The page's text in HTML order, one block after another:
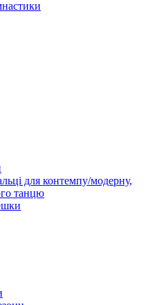
для контемпу/модерну,
танцю